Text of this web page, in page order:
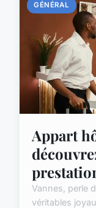
GÉNÉRAL
Appart
Vannes, perle
véritables